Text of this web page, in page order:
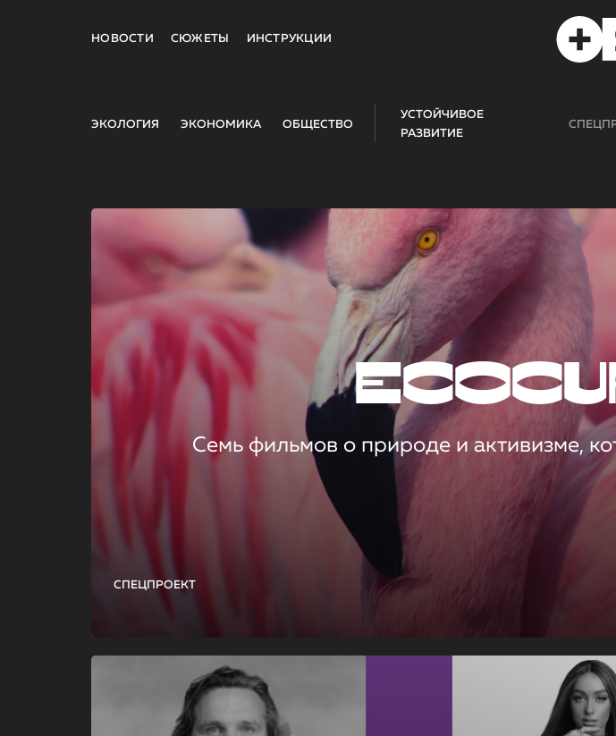
НОВОСТИ СЮЖЕТЫ ИНСТРУКЦИИ
ЭКОЛОГИЯ ЭКОНОМИКА ОБЩЕСТВО
УСТОЙЧИВОЕ
РАЗВИТИЕ
СПЕЦПРОЕКТ
Семь фильмов о природе и активизме,